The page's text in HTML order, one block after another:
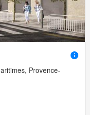
Provence-